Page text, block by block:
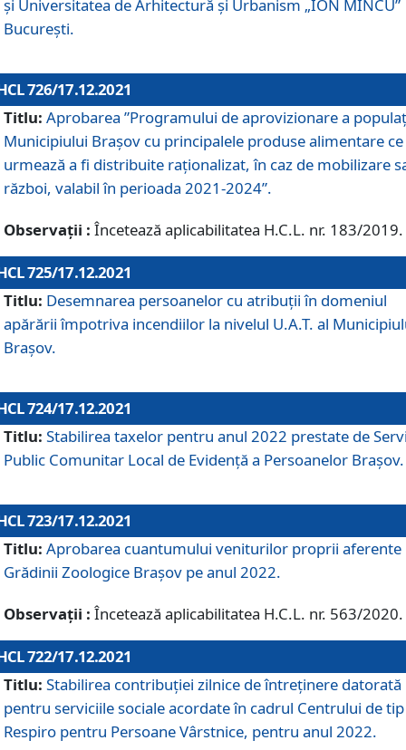
și Universitatea de Arhitectură și Urbanism „ION MINCU”
București.
726/17.12.2021
Titlu: Aprobarea ”Programului de aprovizionare a
Municipiului Braşov cu principalele produse alimentare ce
urmează a fi distribuite raționalizat, în caz de mobilizare
război, valabil în perioada 2021-2024”.
Observații : Încetează aplicabilitatea H.C.L. nr. 183/2019.
725/17.12.2021
Titlu: Desemnarea persoanelor cu atribuții în domeniul
apărării împotriva incendiilor la nivelul U.A.T. al
Brașov.
724/17.12.2021
Titlu: Stabilirea taxelor pentru anul 2022 prestate de
Public Comunitar Local de Evidență a Persoanelor Braşov.
723/17.12.2021
Titlu: Aprobarea cuantumului veniturilor proprii aferente
Grădinii Zoologice Braşov pe anul 2022.
Observații : Încetează aplicabilitatea H.C.L. nr. 563/2020.
722/17.12.2021
Titlu: Stabilirea contribuţiei zilnice de întreținere datorată
pentru serviciile sociale acordate în cadrul Centrului de tip
Respiro pentru Persoane Vârstnice, pentru anul 2022.